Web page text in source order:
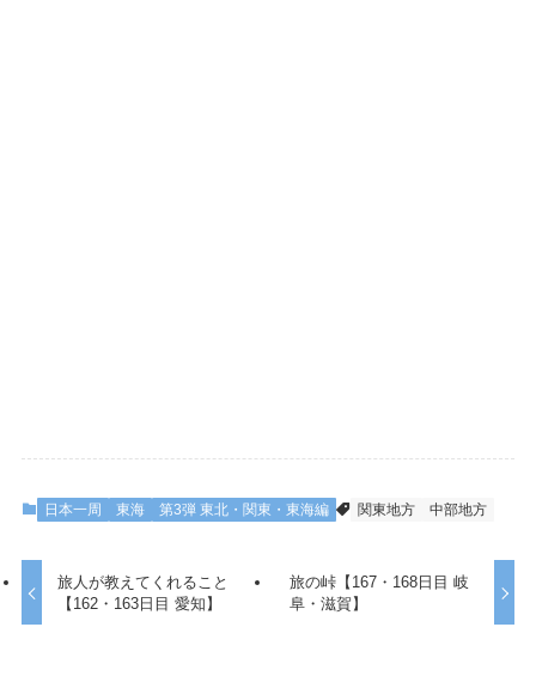
日本一周 東海 第3弾 東北・関東・東海編 関東地方 中部地方
旅人が教えてくれること
【162・163日目 愛知】
旅の峠【167・168日目 岐
阜・滋賀】